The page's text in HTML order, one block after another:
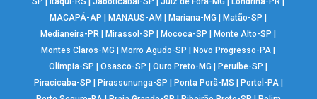
MACAPÁ-AP
MANAUS-AM Mariana-MG Matão-SP
Medianeira-PR
Mirassol-SP Mococa-SP Monte Alto-SP
Montes Claros-MG
Morro Agudo-SP Novo Progresso-PA
Olímpia-SP
|Osasco-SP |Ouro Preto-MG Peruíbe-SP
Piracicaba-SP
Pirassununga-SP Ponta Porã-MS Portel-PA|